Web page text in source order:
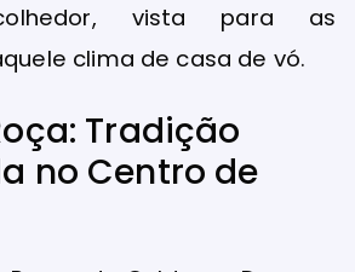
vista para as
clima de casa de vó.
Tradição
no Centro de